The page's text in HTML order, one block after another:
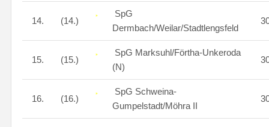
14. (14.)
SpG
Dermbach/Weilar/Stadtlengsfeld
15. (15.)
SpG Marksuhl/Förtha-Unkeroda
(N)
16. (16.)
SpG Schweina-
Gumpelstadt/Möhra II